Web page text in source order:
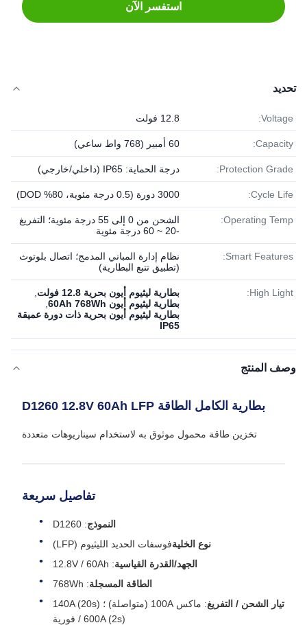
استفسر الآن
تحديد
Voltage: 12.8 فولت
Capacity: 60 أمبير (768 واط ساعي)
Protection Grade: درجة الحماية: IP65 (داخلي/خارجي)
Cycle Life: 3000 دورة (0.5 درجة مئوية، 80% DOD)
Operating Temp:
الشحن من 0 إلى 55 درجة مئوية؛ التفريغ
-20 ~ 60 درجة مئوية
Smart Features:
نظام إدارة المباني المدمج؛ اتصال بلوتوث
(تطبيق تتبع البطارية)
High Light: بطارية ليثيوم أيون بحرية 12.8 فولت
بطارية ليثيوم أيون 60Ah 768Wh
بطارية ليثيوم أيون بحرية ذات دورة عميقة
IP65
وصف المنتج
بطارية الكامل الطاقة D1260 12.8V 60Ah LFP
تخزين طاقة محمول موثوق به لاستخدام سيناريوهات متعددة
تفاصيل سريعة
النموذج: D1260
نوع الخليةفوسفات الحديد الليثيوم (LFP)
الجهد/القدرة القياسية: 12.8V / 60Ah
الطاقة المسجلة: 768Wh
تيار الشحن / التفريغ
: ماكس 100A (متواصلة) ؛ 140A (20s)
/ 600A (2s) فورية